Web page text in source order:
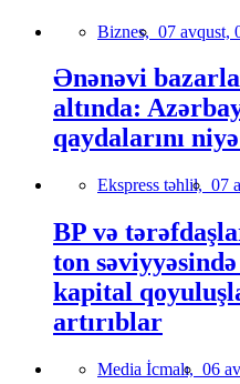
Biznes, 07 avqust,
Ənənəvi
altında:
qaydalarını
Ekspress təhlil, 07
BP və
ton
kapital
artırıblar
Media İcmalı, 06